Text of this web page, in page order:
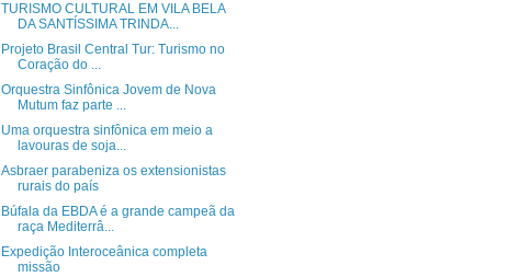
TURISMO CULTURAL EM VILA BELA
DA SANTÍSSIMA TRINDA...
Projeto Brasil Central Tur: Turismo no
Coração do ...
Orquestra Sinfônica Jovem de Nova
Mutum faz parte ...
Uma orquestra sinfônica em meio a
lavouras de soja...
Asbraer parabeniza os extensionistas
rurais do país
Búfala da EBDA é a grande campeã da
raça Mediterrâ...
Expedição Interoceânica completa
missão